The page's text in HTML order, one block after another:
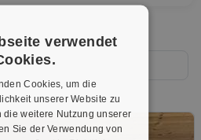
verwendet
Cookies, um die
unserer Website zu
die weitere Nutzung unserer
Sie der Verwendung von